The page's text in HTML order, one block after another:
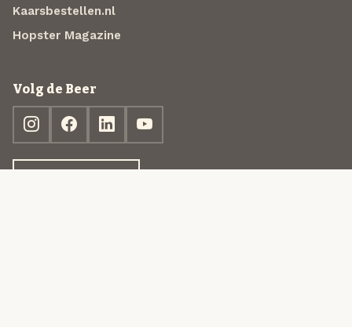
Kaarsbestellen.nl
Hopster Magazine
Volg de Beer